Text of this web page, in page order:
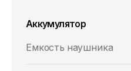
Аккумулятор
Емкость наушника